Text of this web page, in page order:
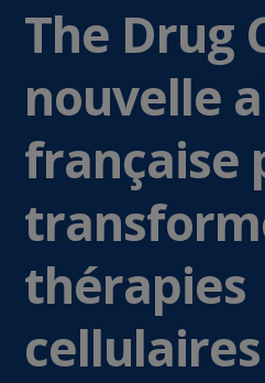
The Drug
nouvelle
française
thérapies
cellulaires